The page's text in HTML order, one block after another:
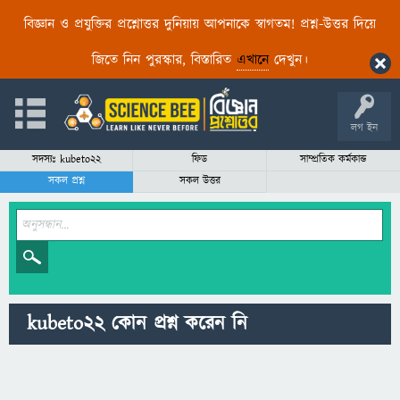
বিজ্ঞান ও প্রযুক্তির প্রশ্নোত্তর দুনিয়ায় আপনাকে স্বাগতম! প্রশ্ন-উত্তর দিয়ে
জিতে নিন পুরস্কার, বিস্তারিত এখানেদেখুন।
লগ ইন
সদস্যঃ kubeto22 ফিড
সাম্প্রতিক কর্মকান্ড
সকল প্রশ্ন
সকল উত্তর
kubeto22 কোন প্রশ্ন করেন নি